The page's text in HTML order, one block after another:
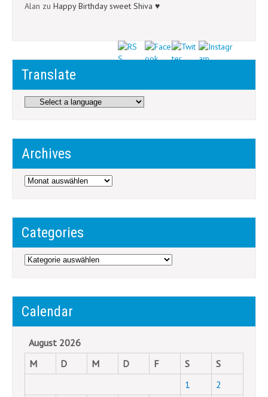
Alan zu Happy Birthday sweet Shiva ♥
Translate
Archives
Archives
Categories
Categories
Calendar
August 2026
M
D M D F S
S
1
2